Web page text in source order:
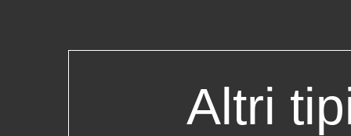
Altri